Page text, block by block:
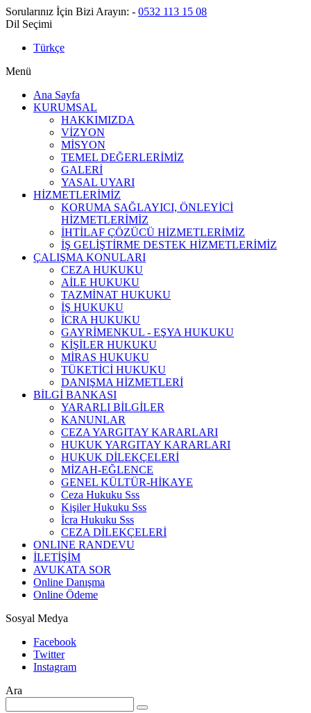
Sorularınız İçin Bizi Arayın: - 0532 113 15 08
Dil Seçimi
Türkçe
Menü
Ana Sayfa
KURUMSAL
HAKKIMIZDA
VİZYON
MİSYON
TEMEL DEĞERLERİMİZ
GALERİ
YASAL UYARI
HİZMETLERİMİZ
KORUMA SAĞLAYICI, ÖNLEYİCİ
HİZMETLERİMİZ
İHTİLAF ÇÖZÜCÜ HİZMETLERİMİZ
İŞ GELİŞTİRME DESTEK HİZMETLERİMİZ
ÇALIŞMA KONULARI
CEZA HUKUKU
AİLE HUKUKU
TAZMİNAT HUKUKU
İŞ HUKUKU
İCRA HUKUKU
GAYRİMENKUL - EŞYA HUKUKU
KİŞİLER HUKUKU
MİRAS HUKUKU
TÜKETİCİ HUKUKU
DANIŞMA HİZMETLERİ
BİLGİ BANKASI
YARARLI BİLGİLER
KANUNLAR
CEZA YARGITAY KARARLARI
HUKUK YARGITAY KARARLARI
HUKUK DİLEKÇELERİ
MİZAH-EĞLENCE
GENEL KÜLTÜR-HİKAYE
Ceza Hukuku Sss
Kişiler Hukuku Sss
İcra Hukuku Sss
CEZA DİLEKÇELERİ
ONLINE RANDEVU
İLETİŞİM
AVUKATA SOR
Online Danışma
Online Ödeme
Sosyal Medya
Facebook
Twitter
Instagram
Ara